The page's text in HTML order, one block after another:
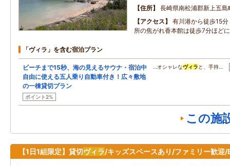
住所
長崎県南松浦郡新上五島
アクセス
有川港から徒歩15
所の焦がれ香本館は徒歩7分ほど
「ヴィラ」を含む宿泊プラン
ビーチまで15秒、海の見えるサウナ・宿泊中
自由に使える五人乗り自動車付き！広々敷地
の一棟貸切プラン
ポイント2%
…オシャレなヴィラ と、手持…
この施
【1日1組限定】貸切ヴィラ/キッズスペースあり/ファミリー歓迎/